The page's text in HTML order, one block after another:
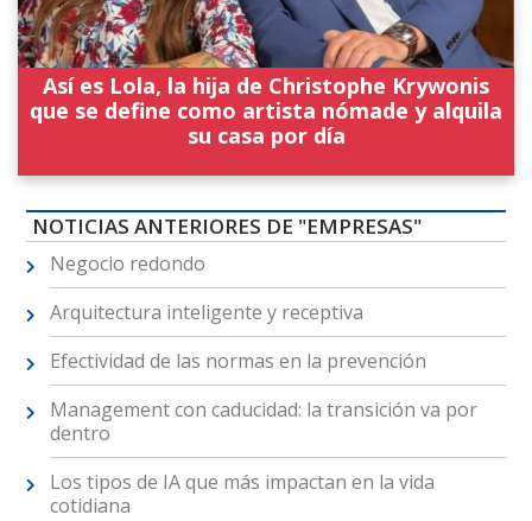
Así es Lola, la hija de Christophe Krywonis
que se define como artista nómade y alquila
su casa por día
NOTICIAS ANTERIORES DE "EMPRESAS"
Negocio redondo
Arquitectura inteligente y receptiva
Efectividad de las normas en la prevención
Management con caducidad: la transición va por
dentro
Los tipos de IA que más impactan en la vida
cotidiana